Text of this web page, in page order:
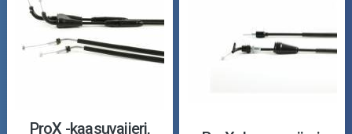
ProX -kaasuvaijeri,